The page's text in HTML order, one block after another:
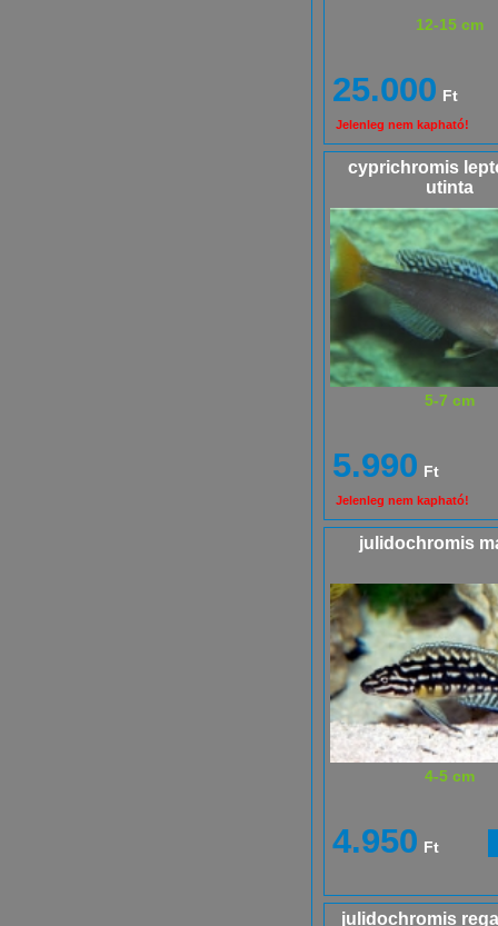
12-15 cm
25.000 Ft
Jelenleg nem kapható!
cyprichromis
utinta
5-7 cm
5.990 Ft
Jelenleg nem kapható!
julidochromis
4-5 cm
4.950 Ft
julidochromis